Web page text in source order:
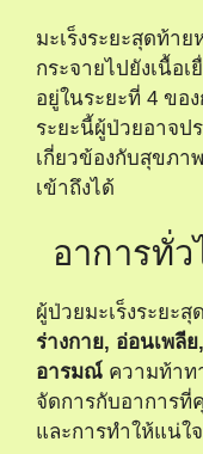
มะเร็งระยะสุดท้า
กระจายไปยังเนื้อ
อยู่ในระยะที่ 4 ขอ
ระยะนี้ผู้ป่วยอาจป
เกี่ยวข้องกับสุขภา
เข้าถึงได้
อาการทั่
ผู้ป่วยมะเร็งระยะ
ร่างกาย, อ่อนเพลี
อารมณ์ ความท้าท
จัดการกับอาการที่
และการทำให้แน่ใ